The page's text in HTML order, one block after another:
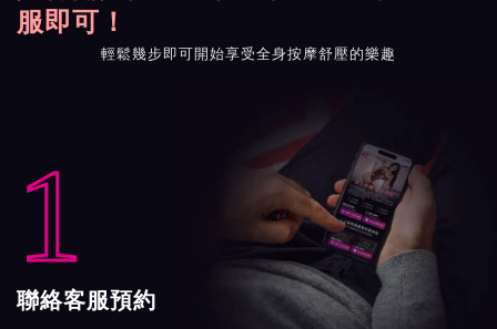
服即可！
輕鬆幾步即可開始享受全身按摩舒壓的樂趣
1
聯絡客服預約